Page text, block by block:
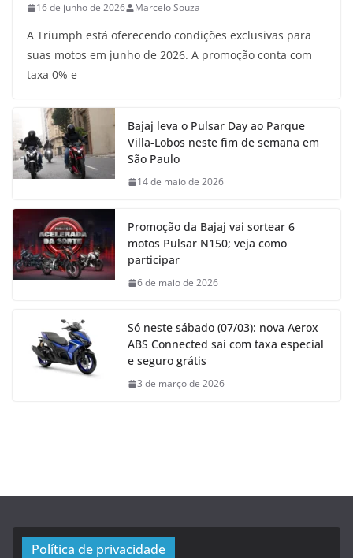
16 de junho de 2026 Marcelo Souza
A Triumph está oferecendo condições exclusivas para
suas motos em junho de 2026. A promoção conta com
taxa 0% e
Bajaj leva o Pulsar Day ao Parque
Villa-Lobos neste fim de semana em
São Paulo
14 de maio de 2026
Promoção da Bajaj vai sortear 6
motos Pulsar N150; veja como
participar
6 de maio de 2026
Só neste sábado (07/03): nova Aerox
ABS Connected sai com taxa especial
e seguro grátis
3 de março de 2026
Política de privacidade